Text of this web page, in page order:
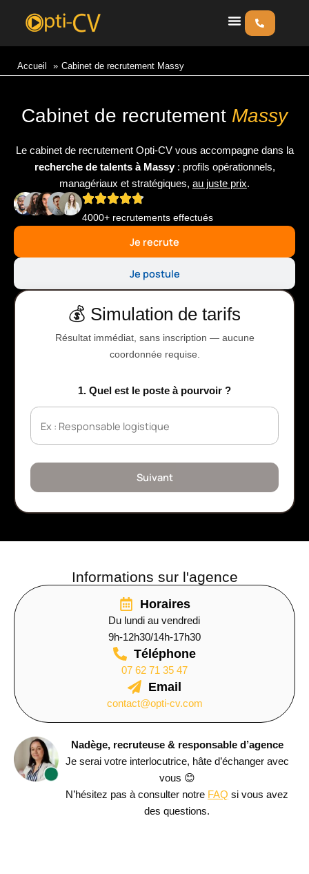
Accueil Cabinet de recrutement Massy
Cabinet de recrutement Massy
Le cabinet de recrutement Opti-CV vous accompagne dans la
recherche de talents à Massy: profils opérationnels,
managériaux et stratégiques, au juste prix.
4000+ recrutements effectués
Je recrute
Je postule
💰 Simulation de tarifs
Résultat immédiat, sans inscription — aucune
coordonnée requise.
1. Quel est le poste à pourvoir ?
Suivant
Informations sur l'agence
Horaires
Du lundi au vendredi
9h-12h30/14h-17h30
Téléphone
07 62 71 35 47
Email
contact@opti-cv.com
Nadège, recruteuse & responsable d’agence
Je serai votre interlocutrice, hâte d’échanger avec
vous 😊
N’hésitez pas à consulter notre FAQ si vous avez
des questions.